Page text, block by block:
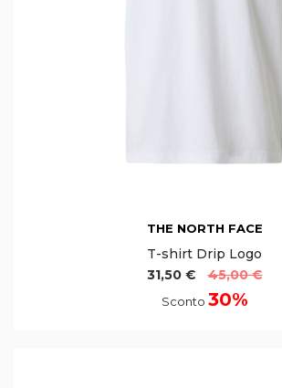
THE NORTH FACE
T-shirt Drip Logo
31,50 €
45,00 €
Sconto 30%